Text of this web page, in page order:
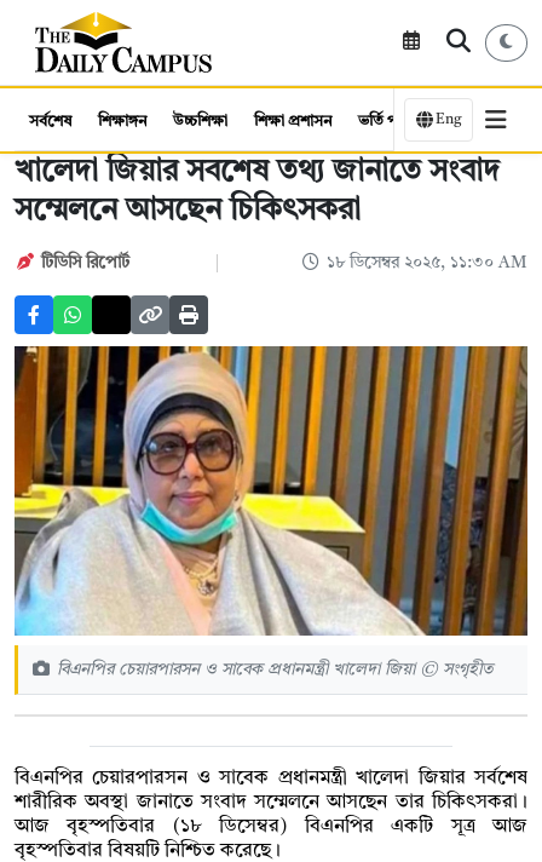
সর্বশেষ শিক্ষাঙ্গন উচ্চশিক্ষা শিক্ষা প্রশাসন ভর্তি পরীক্ষা কর্মসংস্থান
Eng
খালেদা জিয়ার সবশেষ তথ্য জানাতে সংবাদ
সম্মেলনে আসছেন চিকিৎসকরা
টিডিসি রিপোর্ট ১৮ ডিসেম্বর ২০২৫, ১১:৩০ AM
বিএনপির চেয়ারপারসন ও সাবেক প্রধানমন্ত্রী খালেদা জিয়া © সংগৃহীত
বিএনপির চেয়ারপারসন ও সাবেক প্রধানমন্ত্রী খালেদা জিয়ার সর্বশেষ
শারীরিক অবস্থা জানাতে সংবাদ সম্মেলনে আসছেন তার চিকিৎসকরা।
আজ বৃহস্পতিবার (১৮ ডিসেম্বর) বিএনপির একটি সূত্র আজ
বৃহস্পতিবার বিষয়টি নিশ্চিত করেছে।